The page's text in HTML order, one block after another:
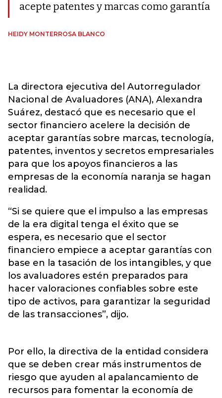
acepte patentes y marcas como garantía
HEIDY MONTERROSA BLANCO
La directora ejecutiva del Autorregulador
Nacional de Avaluadores (ANA), Alexandra
Suárez, destacó que es necesario que el
sector financiero acelere la decisión de
aceptar garantías sobre marcas, tecnología,
patentes, inventos y secretos empresariales
para que los apoyos financieros a las
empresas de la economía naranja se hagan
realidad.
“Si se quiere que el impulso a las empresas
de la era digital tenga el éxito que se
espera, es necesario que el sector
financiero empiece a aceptar garantías con
base en la tasación de los intangibles, y que
los avaluadores estén preparados para
hacer valoraciones confiables sobre este
tipo de activos, para garantizar la seguridad
de las transacciones”, dijo.
Por ello, la directiva de la entidad considera
que se deben crear más instrumentos de
riesgo que ayuden al apalancamiento de
recursos para fomentar la economía de